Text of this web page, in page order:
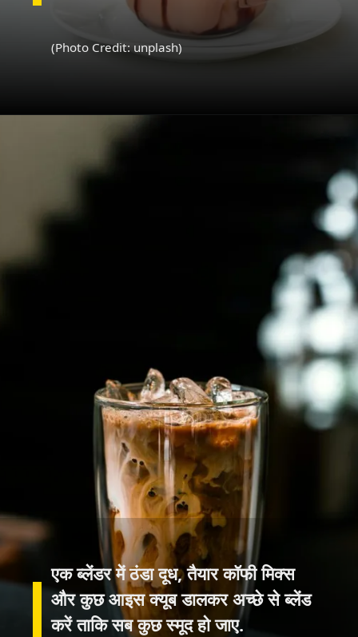
(Photo Credit: unplash)
एक ब्लेंडर में ठंडा दूध, तैयार कॉफी मिक्स
और कुछ आइस क्यूब डालकर अच्छे से ब्लेंड
करें ताकि सब कुछ स्मूद हो जाए.